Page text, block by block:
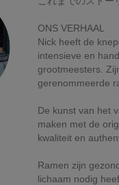
ONS VERHAAL
Nick heeft de
intensieve en
grootmeesters.
gerenommeerde
De kunst van het
maken met de
kwaliteit en
Ramen zijn
lichaam nodig